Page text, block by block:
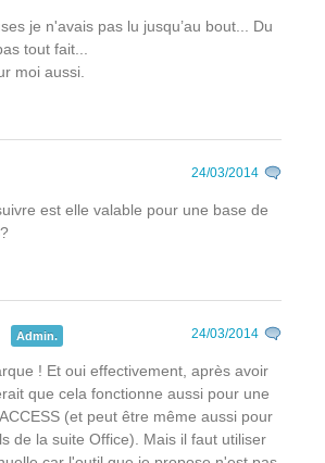
je n'avais pas lu jusqu’au bout... Du
tout fait...
moi aussi.
24/03/2014
est elle valable pour une base de
Admin. 24/03/2014
! Et oui effectivement, après avoir
que cela fonctionne aussi pour une
(et peut être même aussi pour
de la suite Office). Mais il faut utiliser